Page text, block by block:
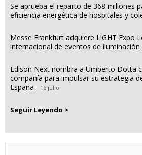
Se aprueba el reparto de 368 millones
eficiencia energética de hospitales y
Messe Frankfurt adquiere LiGHT Expo
internacional de eventos de iluminación
Edison Next nombra a Umberto Dotta
compañía para impulsar su estrategia
España
16 julio
Seguir Leyendo >